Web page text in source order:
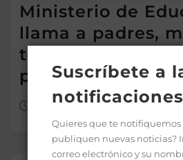
Ministerio de
llama a padres,
tutores a
para recibir el
Ago 4, 2026
Suscríbete a
notificaciones
Quieres que te notifiquemos
publiquen nuevas noticias?
correo electrónico y su